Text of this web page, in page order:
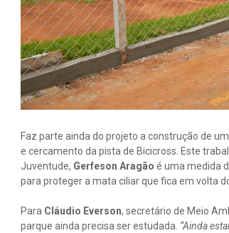
Faz parte ainda do projeto a construção de
e cercamento da pista de Bicicross. Este
Juventude, Gerfeson Aragão é uma medida
para proteger a mata ciliar que fica em volta
Para Cláudio Everson, secretário de Meio
parque ainda precisa ser estudada. “Ainda